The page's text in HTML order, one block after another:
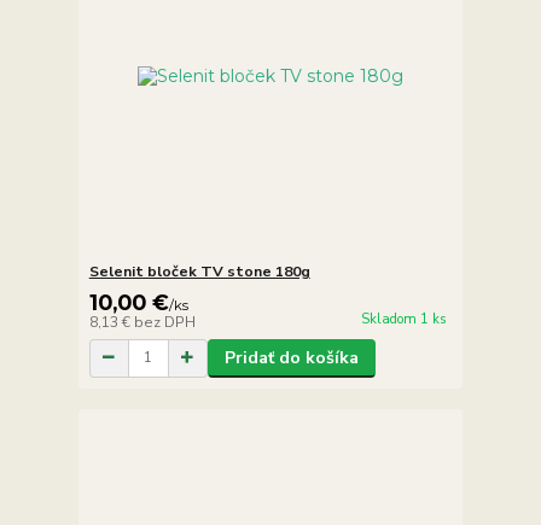
Selenit bloček TV stone 180g
10,00 €/ks
8,13 € bez DPH Skladom 1 ks
Pridať do košíka